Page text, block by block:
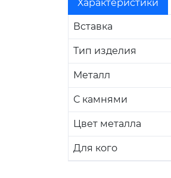
Характеристики
Вставка
Тип изделия
Металл
С камнями
Цвет металла
Для кого